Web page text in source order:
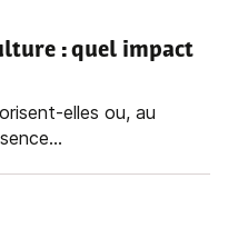
: quel impact
elles ou, au